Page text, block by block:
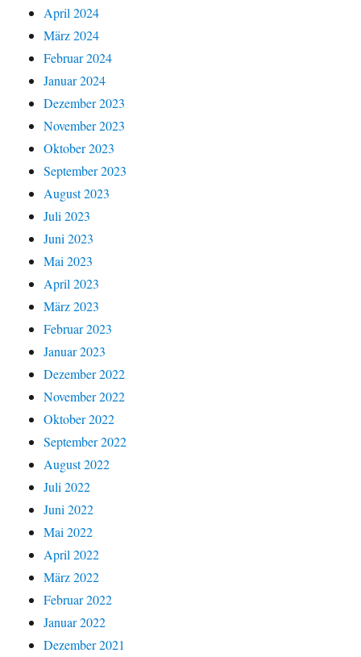
April 2024
März 2024
Februar 2024
Januar 2024
Dezember 2023
November 2023
Oktober 2023
September 2023
August 2023
Juli 2023
Juni 2023
Mai 2023
April 2023
März 2023
Februar 2023
Januar 2023
Dezember 2022
November 2022
Oktober 2022
September 2022
August 2022
Juli 2022
Juni 2022
Mai 2022
April 2022
März 2022
Februar 2022
Januar 2022
Dezember 2021